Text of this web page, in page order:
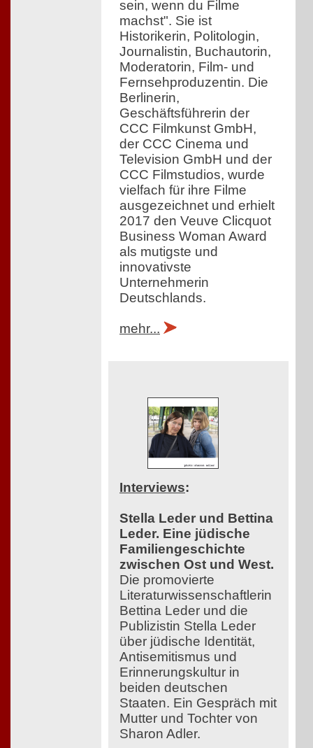
sein, wenn du Filme
machst". Sie ist
Historikerin, Politologin,
Journalistin, Buchautorin,
Moderatorin, Film- und
Fernsehproduzentin. Die
Berlinerin,
Geschäftsführerin der
CCC Filmkunst GmbH,
der CCC Cinema und
Television GmbH und der
CCC Filmstudios, wurde
vielfach für ihre Filme
ausgezeichnet und erhielt
2017 den Veuve Clicquot
Business Woman Award
als mutigste und
innovativste
Unternehmerin
Deutschlands.
mehr...
Interviews:
Stella Leder und Bettina
Leder. Eine jüdische
Familiengeschichte
zwischen Ost und West.
Die promovierte
Literaturwissenschaftlerin
Bettina Leder und die
Publizistin Stella Leder
über jüdische Identität,
Antisemitismus und
Erinnerungskultur in
beiden deutschen
Staaten. Ein Gespräch mit
Mutter und Tochter von
Sharon Adler.